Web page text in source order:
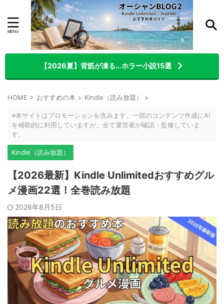
【2026夏】背筋が凍る…ホラー小説15選
HOME > おすすめの本 > Kindle（読み放題） >
※本サイトはプロモーションを含みます。一部のコンテンツ作成にAI
を補助的に利用していますが、全て運営者が確認・監修していま
す。
Kindle（読み放題）
【2026最新】Kindle Unlimitedおすすめグル
メ漫画22選！全巻読み放題
2026年8月5日